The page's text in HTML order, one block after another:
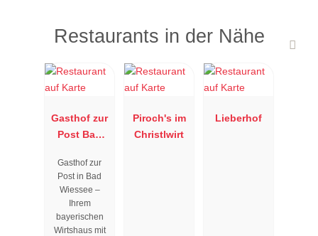
Restaurants in der Nähe
Gasthof zur
Post Bad
Gasthof zur
Post in Bad
Wiessee –
Ihrem
bayerischen
Wirtshaus mit
Piroch's im
Christlwirt
Lieberhof